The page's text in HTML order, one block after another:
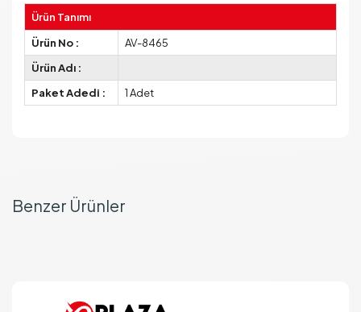
Ürün Tanımı
Ürün No :
AV-8465
Ürün Adı :
Paket Adedi :
1 Adet
Benzer Ürünler